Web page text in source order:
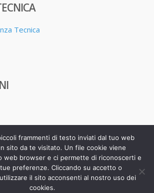
Tecnica
Alessandro Calderone copyright 2025
frammenti di testo inviati dal tuo web
sito da te visitato. Un file cookie viene
web browser e ci permette di riconoscerti e
preferenze. Cliccando su accetto o
il sito acconsenti al nostro uso dei
cookies.